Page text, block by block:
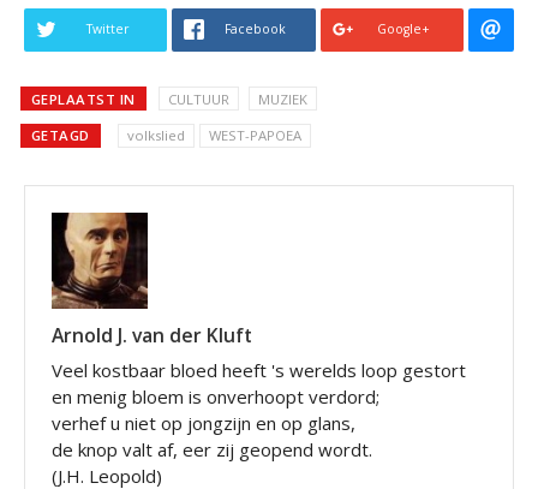
Twitter Facebook Google+
GEPLAATST IN CULTUUR MUZIEK
GETAGD volkslied WEST-PAPOEA
Arnold J. van der Kluft
Veel kostbaar bloed heeft 's werelds loop gestort
en menig bloem is onverhoopt verdord;
verhef u niet op jongzijn en op glans,
de knop valt af, eer zij geopend wordt.
(J.H. Leopold)